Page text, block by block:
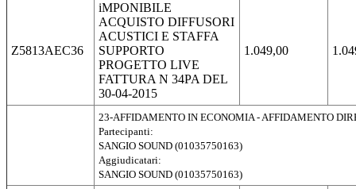
Z5813AEC36
iMPONIBILE
ACQUISTO DIFFUSORI
ACUSTICI E STAFFA
SUPPORTO
PROGETTO LIVE
FATTURA N 34PA DEL
30-04-2015
1.049,00
23-AFFIDAMENTO IN ECONOMIA - AFFIDAMENTO
Partecipanti:
SANGIO SOUND (01035750163)
Aggiudicatari:
SANGIO SOUND (01035750163)